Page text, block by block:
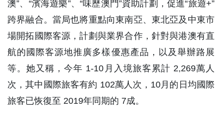
澳”、“濱海遊樂”、“味歷澳門”資助計劃，促進“旅遊+”
跨界融合。當局也將重點向東南亞、東北亞及中東市
場開拓國際客源，計劃與業界合作，針對與港澳有直
航的國際客源地推廣多樣優惠產品，以及舉辦路展
等。她又稱，今年 1-10月入境旅客累計 2,269萬人
次，其中國際旅客有約 102萬人次，10月的日均國際
旅客已恢復至 2019年同期的 7成。